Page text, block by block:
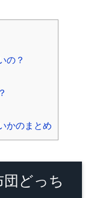
の？
かのまとめ
どっち